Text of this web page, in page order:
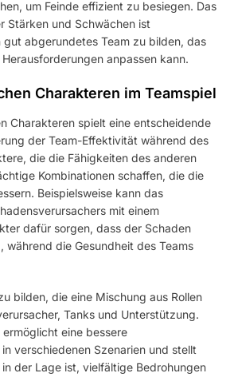
um Feinde effizient zu besiegen. Das
Stärken und Schwächen ist
abgerundetes Team zu bilden, das
anpassen kann.
Charakteren im Teamspiel
Charakteren spielt eine entscheidende
der Team-Effektivität während des
die die Fähigkeiten des anderen
Kombinationen schaffen, die die
Beispielsweise kann das
mit einem
dafür sorgen, dass der Schaden
während die Gesundheit des Teams
bilden, die eine Mischung aus Rollen
Tanks und Unterstützung.
eine bessere
verschiedenen Szenarien und stellt
in der Lage ist, vielfältige Bedrohungen